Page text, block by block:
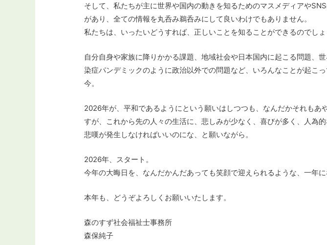
そして、私たちが主に世界や国内の動きを知るためのマスメディアや
があり、全ての情報を丸呑み鵜呑みにして良いわけでもありません。
私たちは、いったいどうすれば、正しいことを知ることができるのでしょ
自分自身や家族に降りかかる課題、地域社会や日本国内に起こる問題、
染症パンデミックのように政治以外での問題など、いろんなことが起こ
今。
2026年が、平和であるようにという願いはしつつも、なんだかそれもあ
すが、これから先の人々の生活に、悲しみが少なく、喜びが多く、人為
悲嘆が発生しなければいいのにな、と願いながら。
2026年、スタート。
今年の大晦日を、なんだかんだあっても笑顔で迎えられるような、一年に
本年も、どうぞよろしくお願いいたします。
森のすず社会福祉士事務所
森保純子